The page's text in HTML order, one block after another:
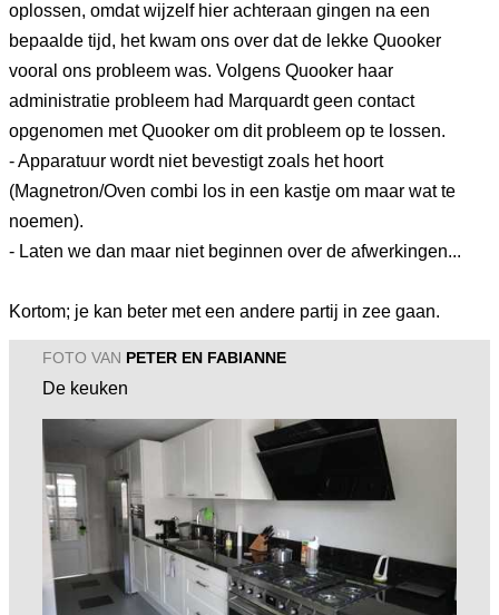
oplossen, omdat wijzelf hier achteraan gingen na een
bepaalde tijd, het kwam ons over dat de lekke Quooker
vooral ons probleem was. Volgens Quooker haar
administratie probleem had Marquardt geen contact
opgenomen met Quooker om dit probleem op te lossen.
- Apparatuur wordt niet bevestigt zoals het hoort
(Magnetron/Oven combi los in een kastje om maar wat te
noemen).
- Laten we dan maar niet beginnen over de afwerkingen...
Kortom; je kan beter met een andere partij in zee gaan.
FOTO VAN PETER EN FABIANNE
De keuken